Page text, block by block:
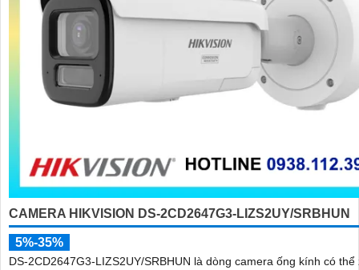
CAMERA HIKVISION DS-2CD2647G3-LIZS2UY/SRBHUN
5%-35%
DS-2CD2647G3-LIZS2UY/SRBHUN là dòng camera ống kính có thể